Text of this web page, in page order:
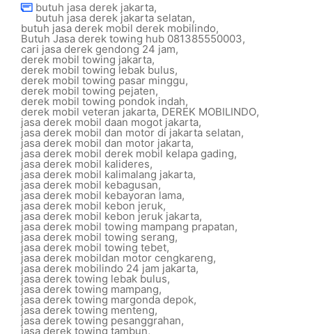
butuh jasa derek jakarta,
butuh jasa derek jakarta selatan,
butuh jasa derek mobil derek mobilindo,
Butuh Jasa derek towing hub 081385550003,
cari jasa derek gendong 24 jam,
derek mobil towing jakarta,
derek mobil towing lebak bulus,
derek mobil towing pasar minggu,
derek mobil towing pejaten,
derek mobil towing pondok indah,
derek mobil veteran jakarta, DEREK MOBILINDO,
jasa derek mobil daan mogot jakarta,
jasa derek mobil dan motor di jakarta selatan,
jasa derek mobil dan motor jakarta,
jasa derek mobil derek mobil kelapa gading,
jasa derek mobil kalideres,
jasa derek mobil kalimalang jakarta,
jasa derek mobil kebagusan,
jasa derek mobil kebayoran lama,
jasa derek mobil kebon jeruk,
jasa derek mobil kebon jeruk jakarta,
jasa derek mobil towing mampang prapatan,
jasa derek mobil towing serang,
jasa derek mobil towing tebet,
jasa derek mobildan motor cengkareng,
jasa derek mobilindo 24 jam jakarta,
jasa derek towing lebak bulus,
jasa derek towing mampang,
jasa derek towing margonda depok,
jasa derek towing menteng,
jasa derek towing pesanggrahan,
jasa derek towing tambun,